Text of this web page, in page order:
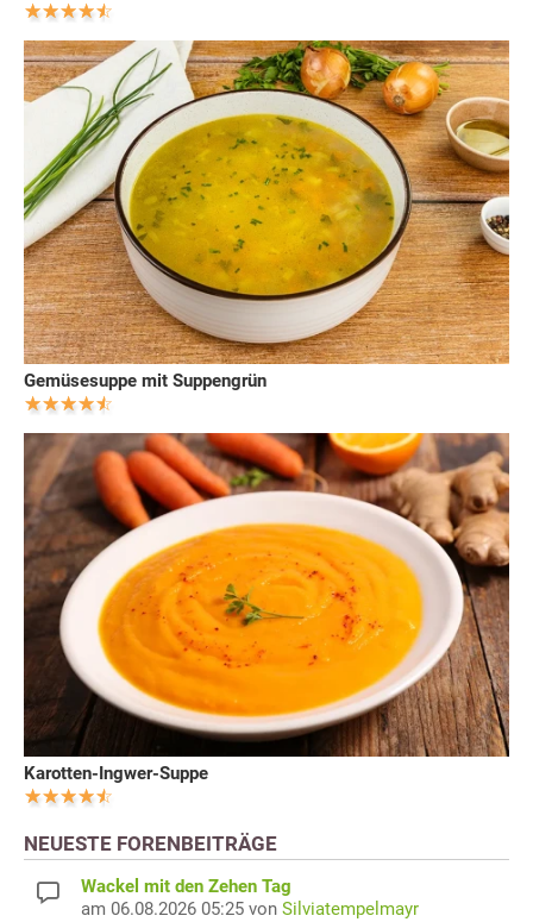
Gemüsesuppe mit Suppengrün
Karotten-Ingwer-Suppe
NEUESTE FORENBEITRÄGE
Wackel mit den Zehen Tag
am 06.08.2026 05:25 von Silviatempelmayr